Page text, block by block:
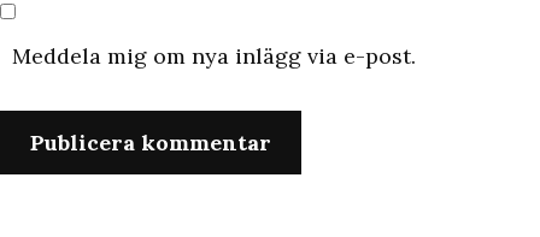
Meddela mig om nya inlägg via e-post.